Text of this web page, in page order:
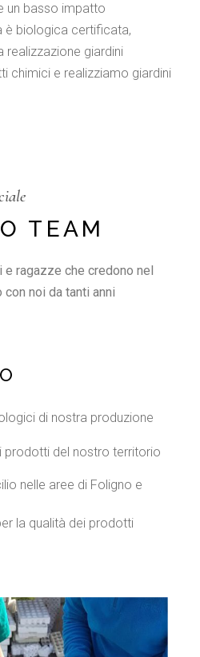
un basso impatto
è biologica certificata,
realizzazione giardini
chimici e realizziamo giardini
TEAM
ragazze che credono nel
noi da tanti anni
di nostra produzione
prodotti del nostro territorio
nelle aree di Foligno e
la qualità dei prodotti